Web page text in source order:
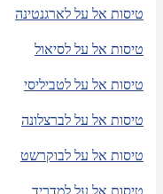
טיסות אל על לארגנטינה
טיסות אל על לסיאול
טיסות אל על לטביליסי
טיסות אל על לברצלונה
טיסות אל על לבוקרשט
טיסות אל על למדריד